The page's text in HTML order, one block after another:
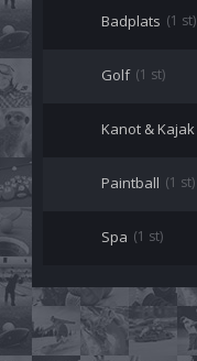
Badplats (1 st)
Golf (1 st)
Kanot & Kajak
Paintball (1 st)
Spa (1 st)